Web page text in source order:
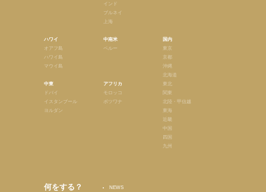
ハワイ
オアフ島
ハワイ島
マウイ島
中東
ドバイ
イスタンブール
ヨルダン
インド
ブルネイ
上海
中南米
ペルー
アフリカ
モロッコ
ボツワナ
国内
東京
京都
沖縄
北海道
東北
関東
北陸・甲信越
東海
近畿
中国
四国
九州
何をする？
NEWS